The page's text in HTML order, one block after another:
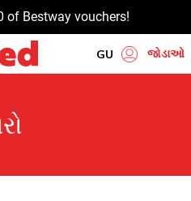
of Bestway vouchers!
GU
BN
જોડાઓ